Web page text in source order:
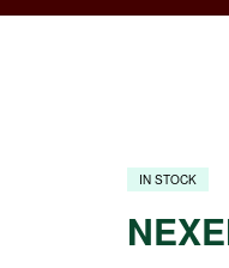
IN STOCK